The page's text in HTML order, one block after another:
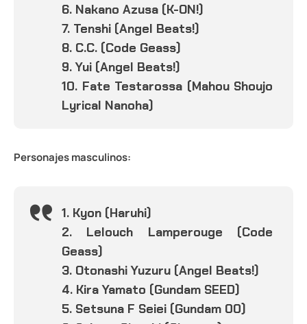
6. Nakano Azusa (K-ON!)
7. Tenshi (Angel Beats!)
8. C.C. (Code Geass)
9. Yui (Angel Beats!)
10. Fate Testarossa (Mahou Shoujo
Lyrical Nanoha)
Personajes masculinos:
1. Kyon (Haruhi)
2. Lelouch Lamperouge (Code
Geass)
3. Otonashi Yuzuru (Angel Beats!)
4. Kira Yamato (Gundam SEED)
5. Setsuna F Seiei (Gundam 00)